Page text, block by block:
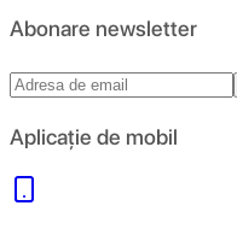
Abonare newsletter
Aplicație de mobil